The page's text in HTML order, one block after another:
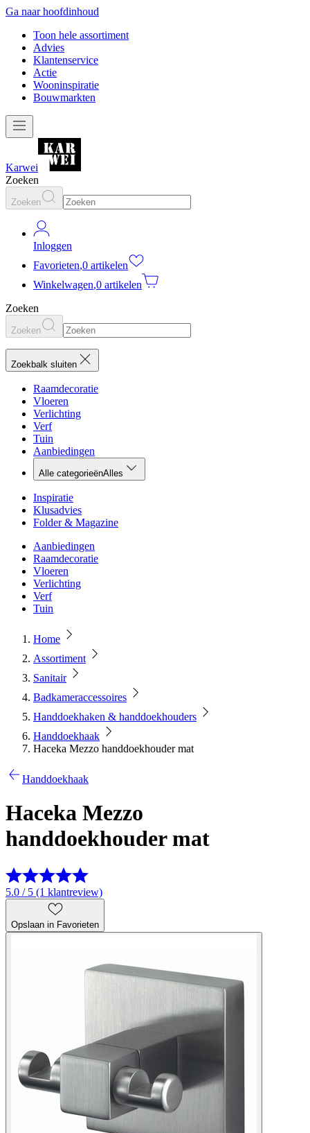
Ga naar hoofdinhoud
Toon hele assortiment
Advies
Klantenservice
Actie
Wooninspiratie
Bouwmarkten
Karwei
Zoeken
Zoeken
Inloggen
Favorieten,0 artikelen
Winkelwagen,0 artikelen
Zoeken
Zoeken
Zoekbalk sluiten
Raamdecoratie
Vloeren
Verlichting
Verf
Tuin
Aanbiedingen
Alle categorieënAlles
Inspiratie
Klusadvies
Folder & Magazine
Aanbiedingen
Raamdecoratie
Vloeren
Verlichting
Verf
Tuin
Home
Assortiment
Sanitair
Badkameraccessoires
Handdoekhaken & handdoekhouders
Handdoekhaak
Haceka Mezzo handdoekhouder mat
Handdoekhaak
Haceka Mezzo
handdoekhouder mat
5.0 / 5 (1 klantreview)
Opslaan in Favorieten